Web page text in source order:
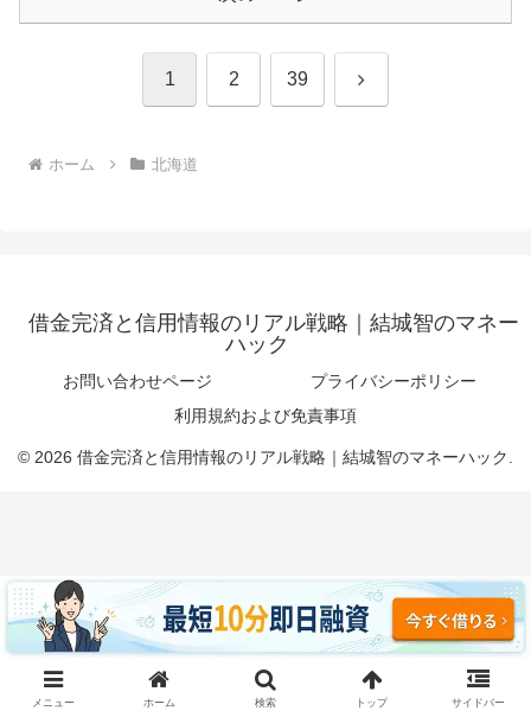
1 2 39 次
ホーム 北海道
借金完済と信用情報のリアル戦略｜結城智のマネー
ハック
お問い合わせページ
プライバシーポリシー
利用規約および免責事項
© 2026 借金完済と信用情報のリアル戦略｜結城智のマネーハック.
メニュー ホーム 検索 トップ サイドバー